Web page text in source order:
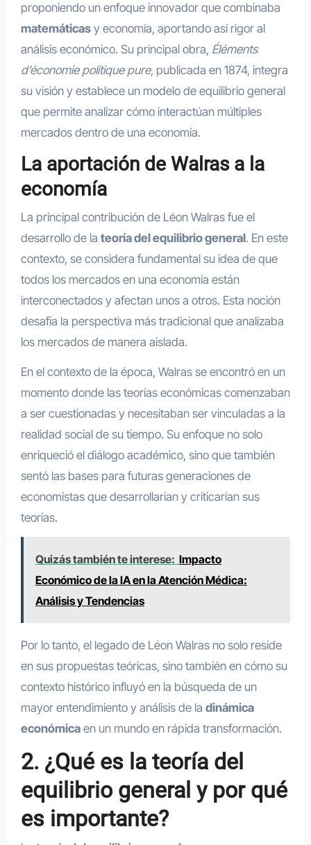
proponiendo un enfoque innovador que combinaba
matemáticasy economía, aportando así rigor al
análisis económico. Su principal obra, Éléments
d’économie politique pure, publicada en 1874, integra
su visión y establece un modelo de equilibrio general
que permite analizar cómo interactúan múltiples
mercados dentro de una economía.
La aportación de Walras a la
economía
La principal contribución de Léon Walras fue el
desarrollo de la teoría del equilibrio general. En este
contexto, se considera fundamental su idea de que
todos los mercados en una economía están
interconectados y afectan unos a otros. Esta noción
desafía la perspectiva más tradicional que analizaba
los mercados de manera aislada.
En el contexto de la época, Walras se encontró en un
momento donde las teorías económicas comenzaban
a ser cuestionadas y necesitaban ser vinculadas a la
realidad social de su tiempo. Su enfoque no solo
enriqueció el diálogo académico, sino que también
sentó las bases para futuras generaciones de
economistas que desarrollarían y criticarían sus
teorías.
Quizás también te interese: Impacto
Económico de la IA en la Atención Médica:
Análisis y Tendencias
Por lo tanto, el legado de Léon Walras no solo reside
en sus propuestas teóricas, sino también en cómo su
contexto histórico influyó en la búsqueda de un
mayor entendimiento y análisis de la dinámica
económicaen un mundo en rápida transformación.
2. ¿Qué es la teoría del
equilibrio general y por qué
es importante?